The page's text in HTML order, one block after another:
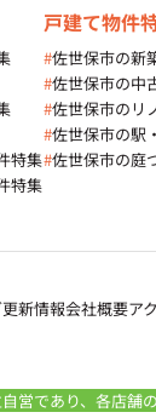
特集
特集
戸建て物件
#佐世保市の新
#佐世保市の中
#佐世保市のリ
#佐世保市の駅
#佐世保市の庭
更新情報会社概要ア
営であり、各店舗